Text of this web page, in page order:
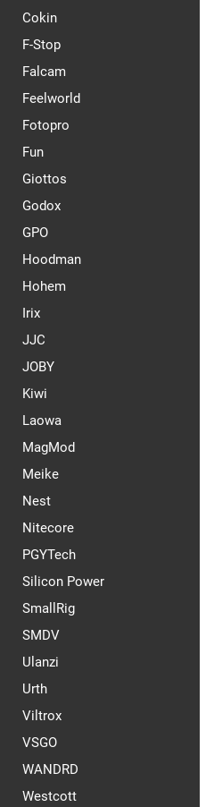
Cokin
F-Stop
Falcam
Feelworld
Fotopro
Fun
Giottos
Godox
GPO
Hoodman
Hohem
Irix
JJC
JOBY
Kiwi
Laowa
MagMod
Meike
Nest
Nitecore
PGYTech
Silicon Power
SmallRig
SMDV
Ulanzi
Urth
Viltrox
VSGO
WANDRD
Westcott